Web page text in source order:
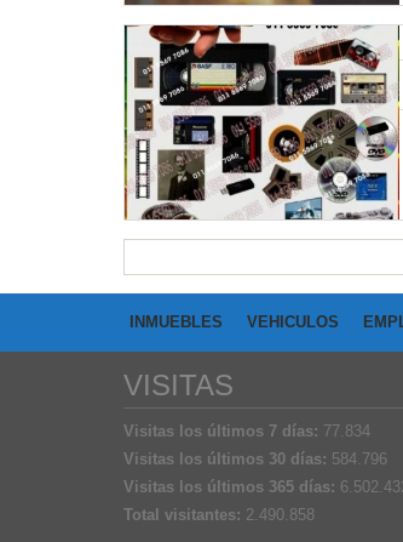
INMUEBLES VEHICULOS
VISITAS
Visitas los últimos 7 días: 77.834
Visitas los últimos 30 días: 584.796
Visitas los últimos 365 días:
Total visitantes: 2.490.858